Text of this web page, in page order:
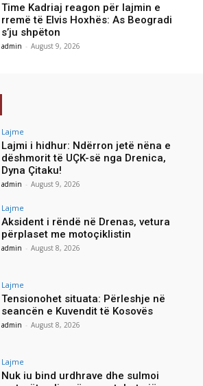
Time Kadriaj reagon për lajmin e
rremë të Elvis Hoxhës: As Beogradi
s’ju shpëton
admin - August 9, 2026
Lajme
Lajmi i hidhur: Ndërron jetë nëna e
dëshmorit të UÇK-së nga Drenica,
Dyna Çitaku!
admin - August 9, 2026
Lajme
Aksident i rëndë në Drenas, vetura
përplaset me motoçiklistin
admin - August 8, 2026
Lajme
Tensionohet situata: Përleshje në
seancën e Kuvendit të Kosovës
admin - August 8, 2026
Lajme
Nuk iu bind urdhrave dhe sulmoi